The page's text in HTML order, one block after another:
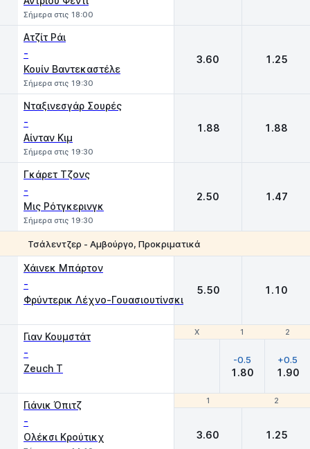
Σήμερα στις 18:00
Ατζίτ Ράι
-
Κουίν Βαντεκαστέλε
Σήμερα στις 19:30
3.60 1.25
Νταξινεσγάρ Σουρές
-
Αίνταν Κιμ
Σήμερα στις 19:30
1.88 1.88
Γκάρετ Τζονς
-
Μις Ρότγκερινγκ
Σήμερα στις 19:30
2.50 1.47
Τσάλεντζερ - Αμβούργο, Προκριματικά
Χάινεκ Μπάρτον
-
Φρύντερικ Λέχνο-Γουασιουτίνσκι
5.50 1.10
Χ 1 2
Γιαν Κουμστάτ
-
Zeuch T
Χ 1 2
-0.5
1.80
+0.5
1.90
1 2
Γιάνικ Όπιτζ
-
Ολέκσι Κρούτικχ
1 2
3.60 1.25